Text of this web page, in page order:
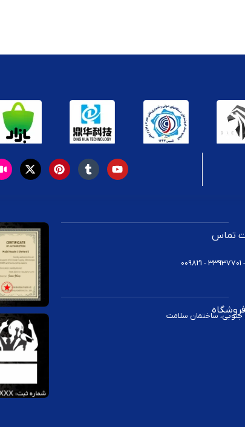
دارندگان کنسول‌ها به همراه دارد. در ادامه به برخی از مهم‌ترین مزایای
جدا کردن باتری یا استفاده از لوازم جانبی اضافی، تنها با اتصال آن به
قابل تعویض استفاده می‌کنند، کنترلرهای مجهز به باتری‌های
که طول عمر باتری افزایش یابد و در نتیجه نیازی به تعویض زودهنگام
مختلف استفاده کنید. این ویژگی موجب می‌شود که شما بتوانید
این امر به‌ویژه برای گیمرهایی که چندین کنترلر دارند، بسیار
تماس
جنوبی، ساختمان سلامت